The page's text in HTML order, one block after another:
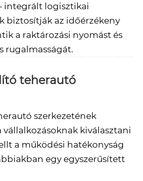
integrált logisztikai
biztosítják az időérzékeny
a raktározási nyomást és
rugalmasságát.
teherautó
szerkezetének
vállalkozásoknak kiválasztani
a működési hatékonyság
egy egyszerűsített